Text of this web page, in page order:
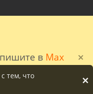
в Max
тем, что